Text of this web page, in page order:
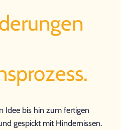
Idee bis hin zum fertigen
gespickt mit Hindernissen.